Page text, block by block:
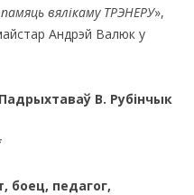
вялікаму ТРЭНЕРУ»,
Андрэй Валюк у
Падрыхтаваў В. Рубінчык
боец, педагог,